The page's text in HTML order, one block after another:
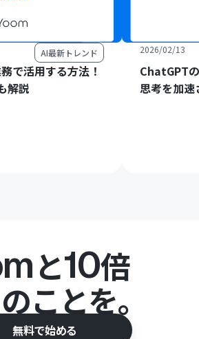
AI最新トレンド
で活用する方法！
解説
2026/02/13
ChatGPT
思考を加速
と10倍
ことを。
無料で始める